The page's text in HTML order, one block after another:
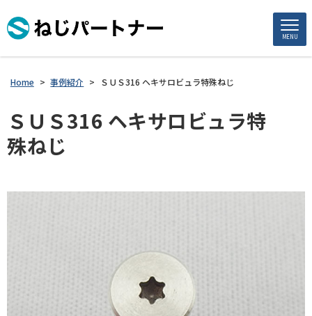
MENU
Home > 事例紹介 > ＳＵＳ316 ヘキサロビュラ特殊ねじ
ＳＵＳ316 ヘキサロビュラ特
殊ねじ